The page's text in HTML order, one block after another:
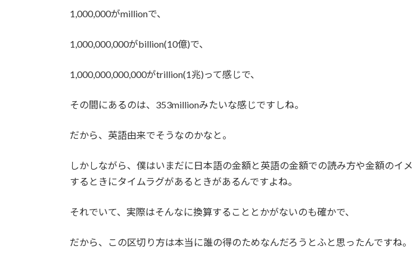
1,000,000がmillionで、
1,000,000,000がbillion(10億)で、
1,000,000,000,000がtrillion(1兆)って感じで、
その間にあるのは、353millionみたいな感じですしね。
だから、英語由来でそうなのかなと。
しかしながら、僕はいまだに日本語の金額と英語の金額での読み方や金額のイ
するときにタイムラグがあるときがあるんですよね。
それでいて、実際はそんなに換算することとかがないのも確かで、
だから、この区切り方は本当に誰の得のためなんだろうとふと思ったんですね。